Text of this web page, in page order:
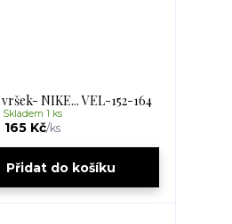
NIKE... VEL-152-164
165 Kč/ks
Skladem 1 ks
Přidat do košíku